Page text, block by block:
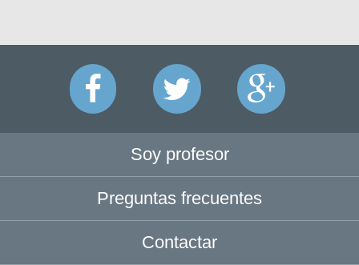
Soy profesor
Preguntas frecuentes
Contactar